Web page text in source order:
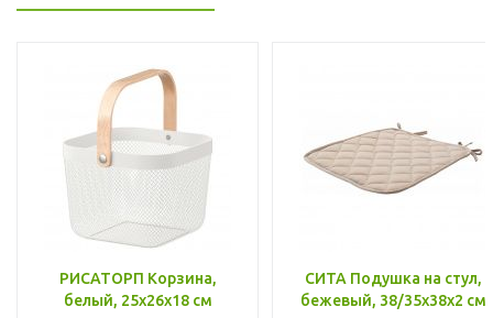
РИСАТОРП Корзина,
белый, 25x26x18 см
СИТА Подушка на стул,
бежевый, 38/35x38x2 см